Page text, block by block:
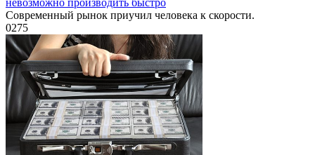
Современный рынок приучил человека к скорости.
0275